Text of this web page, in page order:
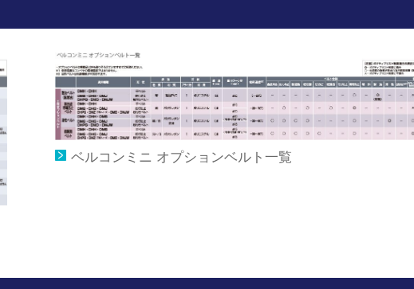
ベルコンミニ オプションベルト一覧